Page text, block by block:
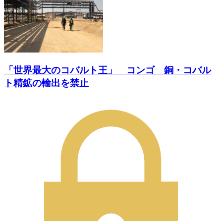
「世界最大のコバルト王」 コンゴ 銅・コバル
ト精鉱の輸出を禁止